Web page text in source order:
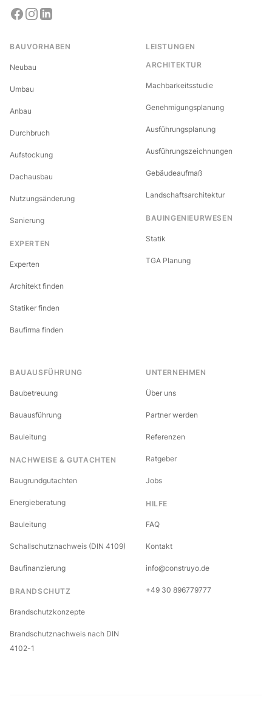
BAUVORHABEN
Neubau
Umbau
Anbau
Durchbruch
Aufstockung
Dachausbau
Nutzungsänderung
Sanierung
EXPERTEN
Experten
Architekt finden
Statiker finden
Baufirma finden
LEISTUNGEN
ARCHITEKTUR
Machbarkeitsstudie
Genehmigungsplanung
Ausführungsplanung
Ausführungszeichnungen
Gebäudeaufmaß
Landschaftsarchitektur
BAUINGENIEURWESEN
Statik
TGA Planung
BAUAUSFÜHRUNG
Baubetreuung
Bauausführung
Bauleitung
NACHWEISE & GUTACHTEN
Baugrundgutachten
Energieberatung
Bauleitung
Schallschutznachweis (DIN 4109)
Baufinanzierung
BRANDSCHUTZ
Brandschutzkonzepte
Brandschutznachweis nach DIN
4102-1
UNTERNEHMEN
Über uns
Partner werden
Referenzen
Ratgeber
Jobs
HILFE
FAQ
Kontakt
info@construyo.de
+49 30 896779777